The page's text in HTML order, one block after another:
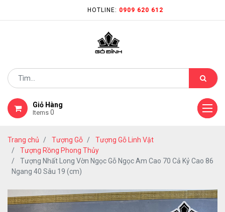
HOTLINE: 0909 620 612
Giỏ Hàng
Items 0
Trang chủ Tượng Gỗ
Tượng Gỗ Linh Vật
Tượng Rồng Phong Thủy
Tượng Nhất Long Vờn Ngọc Gỗ Ngọc Am Cao 70 Cả Kỷ Cao 86
Ngang 40 Sâu 19 (cm)